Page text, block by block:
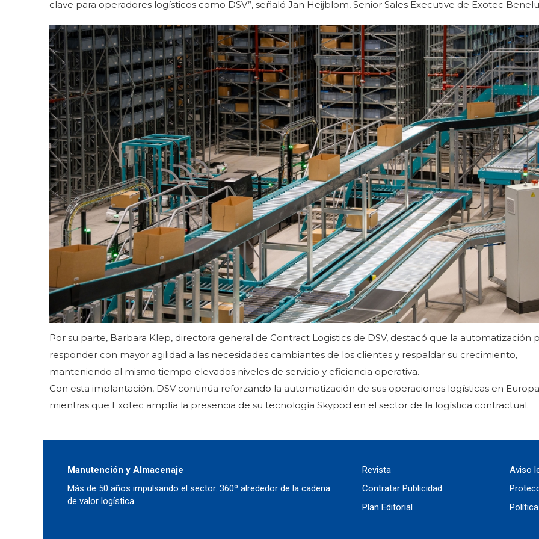
clave para operadores logísticos como DSV”, señaló Jan Heijblom, Senior Sales Executive de Exotec
Por su parte, Barbara Klep, directora general de Contract Logistics de DSV, destacó que la automatización
responder con mayor agilidad a las necesidades cambiantes de los clientes y respaldar su crecimiento,
manteniendo al mismo tiempo elevados niveles de servicio y eficiencia operativa.
Con esta implantación, DSV continúa reforzando la automatización de sus operaciones logísticas en
mientras que Exotec amplía la presencia de su tecnología Skypod en el sector de la logística contractual.
Manutención y Almacenaje
Más de 50 años impulsando el sector. 360º alrededor de la cadena
de valor logística
Revista
Contratar Publicidad
Plan Editorial
Aviso